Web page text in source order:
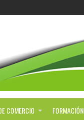
COMERCIO FORMACIÓN